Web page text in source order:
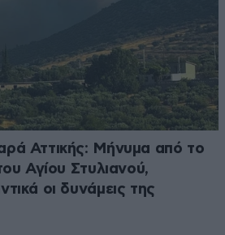
Αττικής: Μήνυμα από το
Αγίου Στυλιανού,
οι δυνάμεις της